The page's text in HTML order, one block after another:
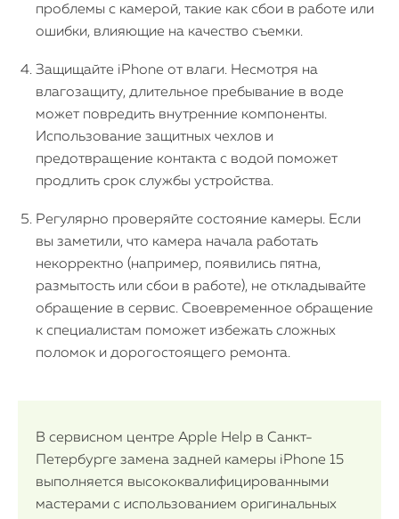
проблемы с камерой, такие как сбои в работе или
ошибки, влияющие на качество съемки.
Защищайте iPhone от влаги. Несмотря на
влагозащиту, длительное пребывание в воде
может повредить внутренние компоненты.
Использование защитных чехлов и
предотвращение контакта с водой поможет
продлить срок службы устройства.
Регулярно проверяйте состояние камеры. Если
вы заметили, что камера начала работать
некорректно (например, появились пятна,
размытость или сбои в работе), не откладывайте
обращение в сервис. Своевременное обращение
к специалистам поможет избежать сложных
поломок и дорогостоящего ремонта.
В сервисном центре Apple Help в Санкт-
Петербурге замена задней камеры iPhone 15
выполняется высококвалифицированными
мастерами с использованием оригинальных